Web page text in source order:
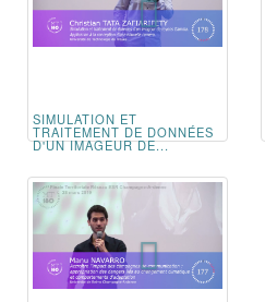
SIMULATION ET
TRAITEMENT DE DONNÉES
D'UN IMAGEUR DE...